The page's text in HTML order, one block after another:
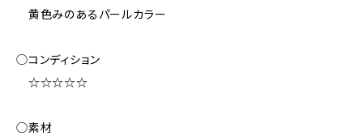
黄色みのあるパールカラー
◯コンディション
☆☆☆☆☆
◯素材